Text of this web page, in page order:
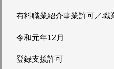
有料職業紹介事業許可／職
令和元年12月
登録支援許可